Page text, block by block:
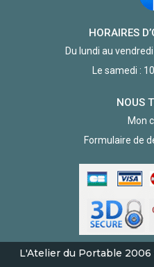
HORAIRES
Du lundi au
Le samedi :
NOUS
Mon
Formulaire de
L'Atelier du Portable 2006